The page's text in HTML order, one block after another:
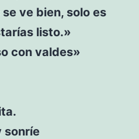
ve bien, solo es
listo.»
con valdes»
sonríe